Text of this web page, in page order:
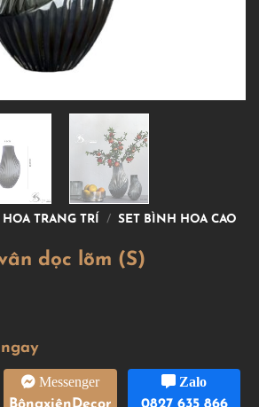
TRANG TRÍ /
SET BÌNH HOA CAO
dọc lõm (S)
Messenger
Zalo